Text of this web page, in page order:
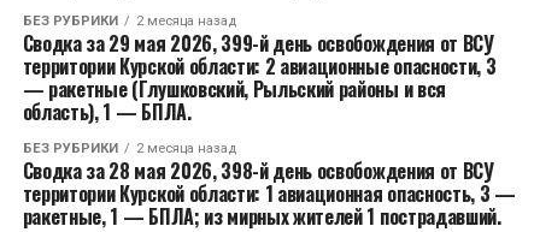
БЕЗ РУБРИКИ 2 месяца назад
Сводка за 29 мая 2026, 399-й день освобождения от ВСУ
территории Курской области: 2 авиационные опасности, 3
— ракетные (Глушковский, Рыльский районы и вся
область), 1 — БПЛА.
БЕЗ РУБРИКИ 2 месяца назад
Сводка за 28 мая 2026, 398-й день освобождения от ВСУ
территории Курской области: 1 авиационная опасность, 3 —
ракетные, 1 — БПЛА; из мирных жителей 1 пострадавший.